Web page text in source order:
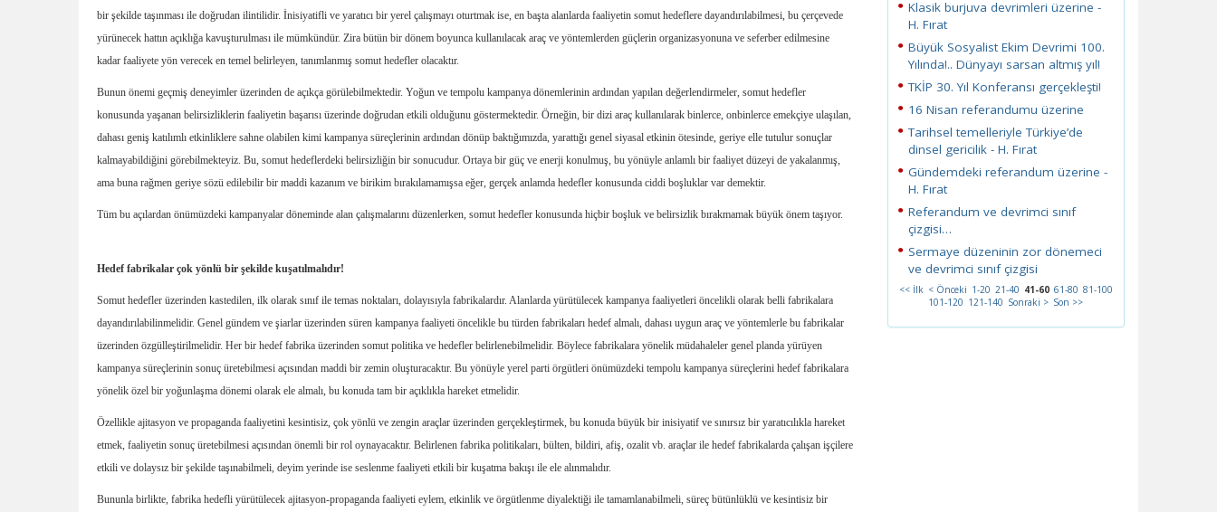
bir şekilde taşınması ile doğrudan ilintilidir. İnisiyatifli ve yaratıcı bir yerel çalışmayı oturtmak ise, en başta alanlarda faaliyetin somut hedeflere dayandırılabilmesi, bu çerçevede
yürünecek hattın açıklığa kavuşturulması ile mümkündür. Zira bütün bir dönem boyunca kullanılacak araç ve yöntemlerden güçlerin organizasyonuna ve seferber edilmesine
kadar faaliyete yön verecek en temel belirleyen, tanımlanmış somut hedefler olacaktır.
Bunun önemi geçmiş deneyimler üzerinden de açıkça görülebilmektedir. Yoğun ve tempolu kampanya dönemlerinin ardından yapılan değerlendirmeler, somut hedefler
konusunda yaşanan belirsizliklerin faaliyetin başarısı üzerinde doğrudan etkili olduğunu göstermektedir. Örneğin, bir dizi araç kullanılarak binlerce, onbinlerce emekçiye ulaşılan,
dahası geniş katılımlı etkinliklere sahne olabilen kimi kampanya süreçlerinin ardından dönüp baktığımızda, yarattığı genel siyasal etkinin ötesinde, geriye elle tutulur sonuçlar
kalmayabildiğini görebilmekteyiz. Bu, somut hedeflerdeki belirsizliğin bir sonucudur. Ortaya bir güç ve enerji konulmuş, bu yönüyle anlamlı bir faaliyet düzeyi de yakalanmış,
ama buna rağmen geriye sözü edilebilir bir maddi kazanım ve birikim bırakılamamışsa eğer, gerçek anlamda hedefler konusunda ciddi boşluklar var demektir.
Tüm bu açılardan önümüzdeki kampanyalar döneminde alan çalışmalarını düzenlerken, somut hedefler konusunda hiçbir boşluk ve belirsizlik bırakmamak büyük önem taşıyor.
Hedef fabrikalar çok yönlü bir şekilde kuşatılmalıdır!
Somut hedefler üzerinden kastedilen, ilk olarak sınıf ile temas noktaları, dolayısıyla fabrikalardır. Alanlarda yürütülecek kampanya faaliyetleri öncelikli olarak belli fabrikalara
dayandırılabilinmelidir. Genel gündem ve şiarlar üzerinden süren kampanya faaliyeti öncelikle bu türden fabrikaları hedef almalı, dahası uygun araç ve yöntemlerle bu fabrikalar
üzerinden özgülleştirilmelidir. Her bir hedef fabrika üzerinden somut politika ve hedefler belirlenebilmelidir. Böylece fabrikalara yönelik müdahaleler genel planda yürüyen
kampanya süreçlerinin sonuç üretebilmesi açısından maddi bir zemin oluşturacaktır. Bu yönüyle yerel parti örgütleri önümüzdeki tempolu kampanya süreçlerini hedef fabrikalara
yönelik özel bir yoğunlaşma dönemi olarak ele almalı, bu konuda tam bir açıklıkla hareket etmelidir.
Özellikle ajitasyon ve propaganda faaliyetini kesintisiz, çok yönlü ve zengin araçlar üzerinden gerçekleştirmek, bu konuda büyük bir inisiyatif ve sınırsız bir yaratıcılıkla hareket
etmek, faaliyetin sonuç üretebilmesi açısından önemli bir rol oynayacaktır. Belirlenen fabrika politikaları, bülten, bildiri, afiş, ozalit vb. araçlar ile hedef fabrikalarda çalışan işçilere
etkili ve dolaysız bir şekilde taşınabilmeli, deyim yerinde ise seslenme faaliyeti etkili bir kuşatma bakışı ile ele alınmalıdır.
Bununla birlikte, fabrika hedefli yürütülecek ajitasyon-propaganda faaliyeti eylem, etkinlik ve örgütlenme diyalektiği ile tamamlanabilmeli, süreç bütünlüklü ve kesintisiz bir
Klasik burjuva devrimleri üzerine -
H. Fırat
Büyük Sosyalist Ekim Devrimi 100.
Yılında!.. Dünyayı sarsan altmış yıl!
TKİP 30. Yıl Konferansı gerçekleşti!
16 Nisan referandumu üzerine
Tarihsel temelleriyle Türkiye’de
dinsel gericilik - H. Fırat
Gündemdeki referandum üzerine -
H. Fırat
Referandum ve devrimci sınıf
çizgisi…
Sermaye düzeninin zor dönemeci
ve devrimci sınıf çizgisi
<< İlk < Önceki 1-20 21-40 41-60 61-80 81-100
101-120 121-140 Sonraki > Son >>